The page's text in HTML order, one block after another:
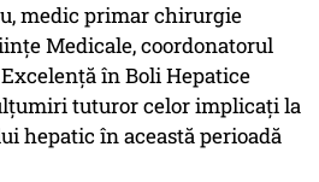
medic primar chirurgie
Medicale, coordonatorul
în Boli Hepatice
tuturor celor implicați la
hepatic în această perioadă